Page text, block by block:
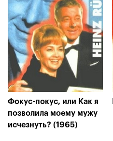
Фокус-покус, или Как я
позволила моему мужу
исчезнуть? (1965)